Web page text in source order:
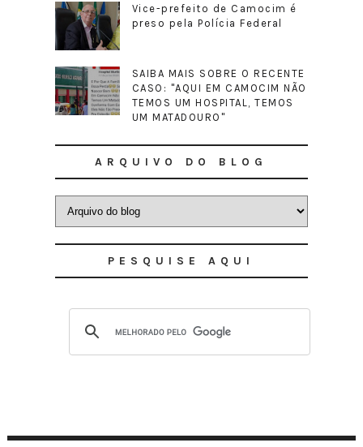
Vice-prefeito de Camocim é
preso pela Polícia Federal
SAIBA MAIS SOBRE O RECENTE
CASO: "AQUI EM CAMOCIM NÃO
TEMOS UM HOSPITAL, TEMOS
UM MATADOURO"
ARQUIVO DO BLOG
PESQUISE AQUI